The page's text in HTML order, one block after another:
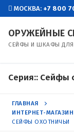
Перейти
содержимому
МОСКВА: +7 800
ОРУЖЕЙНЫЕ
СЕЙФЫ И ШКАФЫ
Серия:: Сейфы
ГЛАВНАЯ
ИНТЕРНЕТ-
СЕЙФЫ ОХОТНИЧЬИ